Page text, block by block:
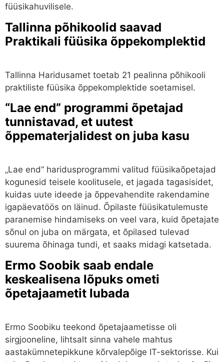
füüsikahuvilisele.
Tallinna põhikoolid saavad
Praktikali füüsika õppekomplektid
Tallinna Haridusamet toetab 21 pealinna põhikooli
praktiliste füüsika õppekomplektide soetamisel.
“Lae end” programmi õpetajad
tunnistavad, et uutest
õppematerjalidest on juba kasu
„Lae end“ haridusprogrammi valitud füüsikaõpetajad
kogunesid teisele koolitusele, et jagada tagasisidet,
kuidas uute ideede ja õppevahendite rakendamine
igapäevatöös on läinud. Õpilaste füüsikatulemuste
paranemise hindamiseks on veel vara, kuid õpetajate
sõnul on juba on märgata, et õpilased tulevad
suurema õhinaga tundi, et saaks midagi katsetada.
Ermo Soobik saab endale
keskealisena lõpuks ometi
õpetajaametit lubada
Ermo Soobiku teekond õpetajaametisse oli
sirgjooneline, lihtsalt sinna vahele mahtus
aastakümnetepikkune kõrvalepõige IT-sektorisse. Kui